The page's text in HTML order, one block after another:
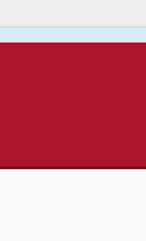
website uses cookies to